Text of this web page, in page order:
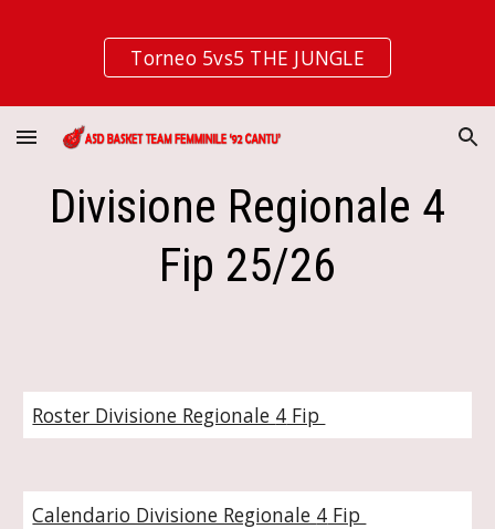
Skip to main content Skip to navigation
Torneo 5vs5 THE JUNGLE
Divisione Regionale 4
Fip 25/26
Roster Divisione Regionale 4 Fip
Calendario Divisione Regionale 4 Fip